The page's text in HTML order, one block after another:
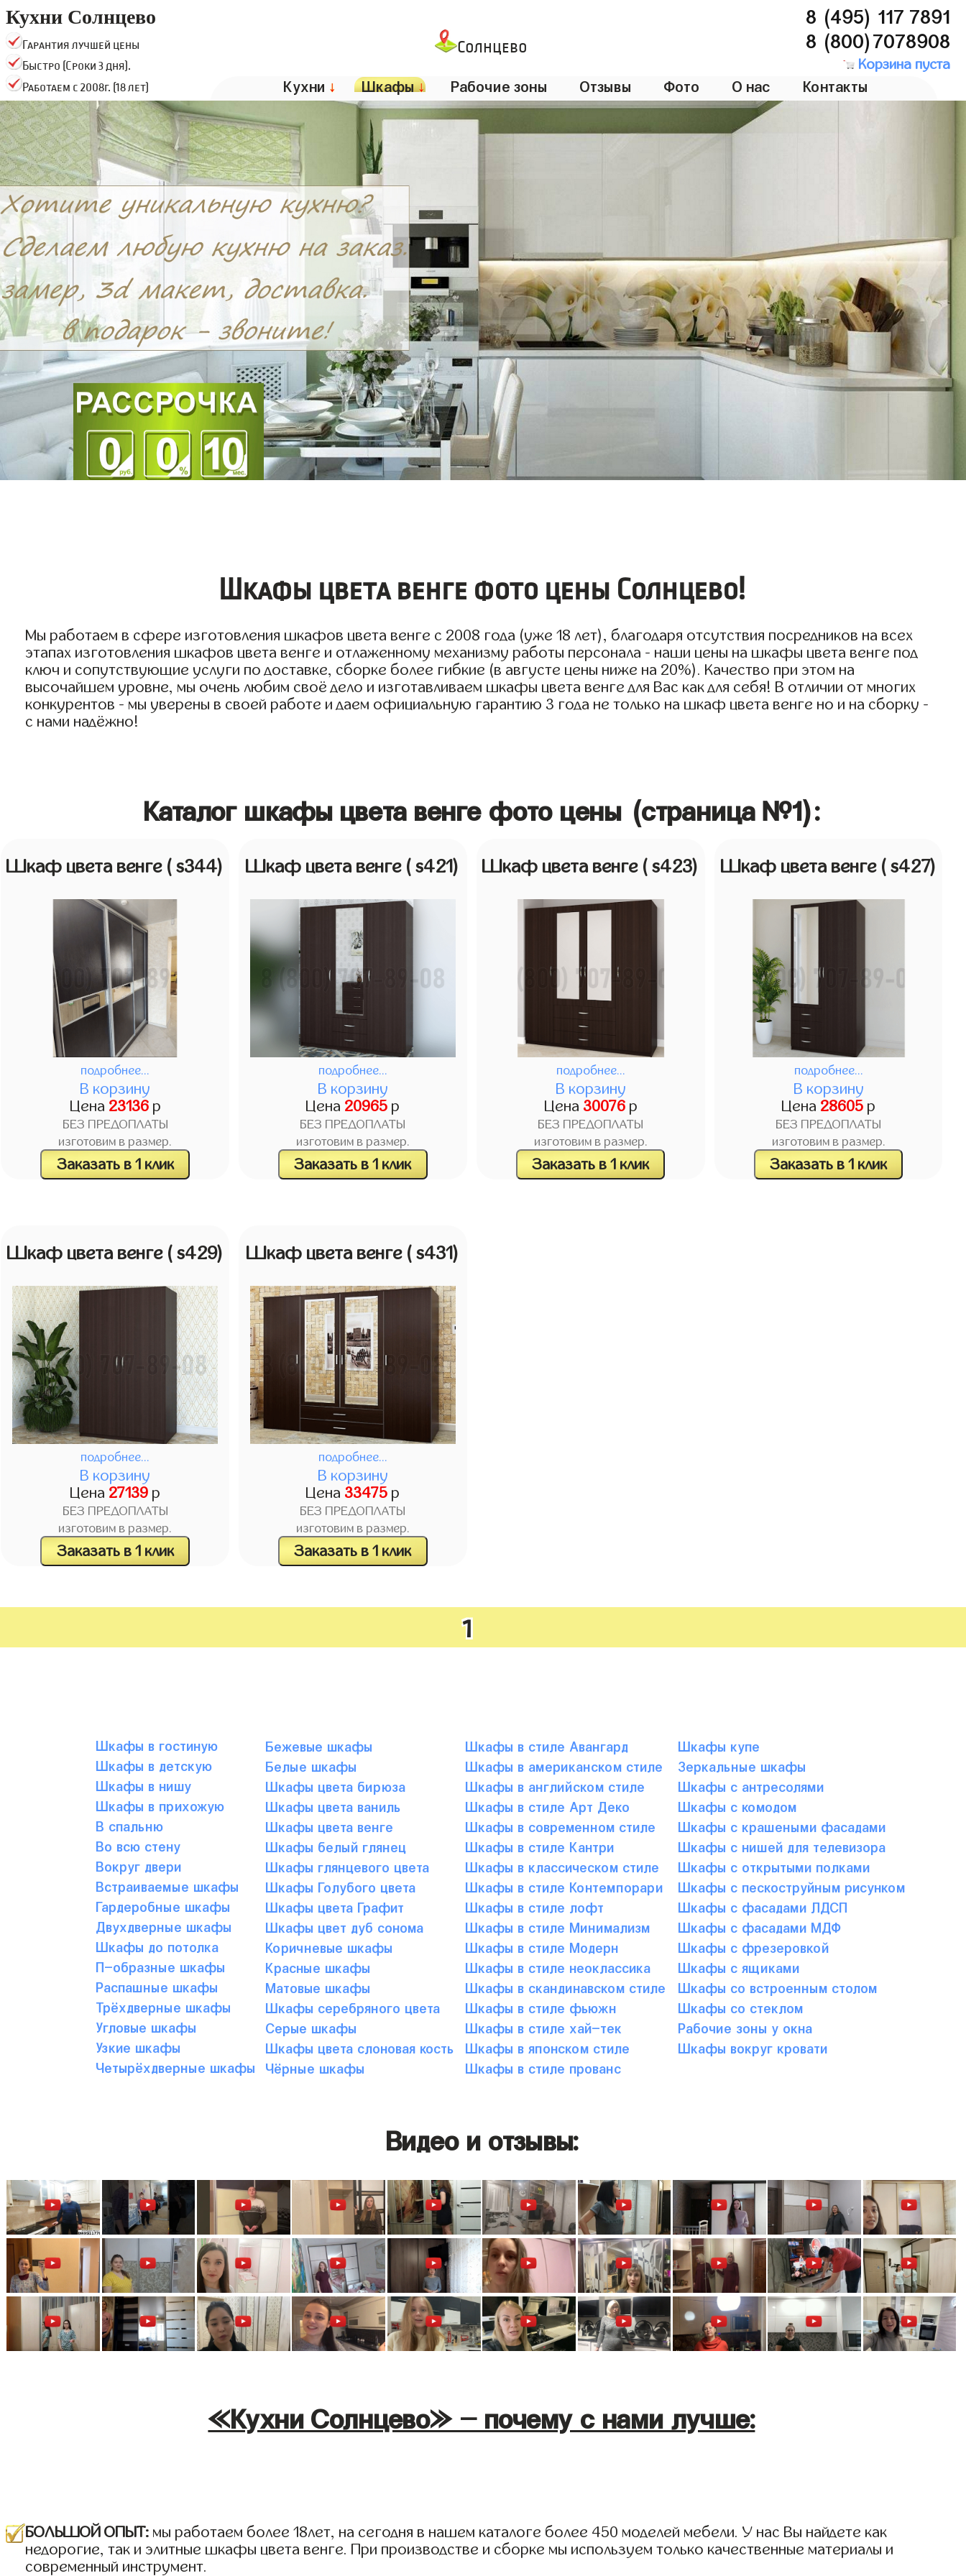
Кухни Солнцево
Гарантия лучшей цены
Быстро (Сроки 3 дня).
Работаем с 2008г. (18 лет)
Солнцево
8 (495) 117 7891
8 (800)7078908
Корзина пуста
Кухни ↓ Шкафы↓ Рабочие зоны Отзывы Фото О нас Контакты
Шкафы цвета венге фото цены Солнцево!
Мы работаем в сфере изготовления шкафов цвета венге с 2008 года (уже 18 лет), благодаря отсутствия посредников на всех
этапах изготовления шкафов цвета венге и отлаженному механизму работы персонала - наши цены на шкафы цвета венге под
ключ и сопутствующие услуги по доставке, сборке более гибкие (в августе цены ниже на 20%). Качество при этом на
высочайшем уровне, мы очень любим своё дело и изготавливаем шкафы цвета венге для Вас как для себя! В отличии от многих
конкурентов - мы уверены в своей работе и даем официальную гарантию 3 года не только на шкаф цвета венге но и на сборку -
с нами надёжно!
Каталог шкафы цвета венге фото цены (страница №1):
Шкаф цвета венге ( s344)
подробнее...
В корзину
Цена 23136р
БЕЗ ПРЕДОПЛАТЫ
изготовим в размер.
Заказать в 1 клик
Шкаф цвета венге ( s421)
подробнее...
В корзину
Цена 20965 р
БЕЗ ПРЕДОПЛАТЫ
изготовим в размер.
Заказать в 1 клик
Шкаф цвета венге ( s423)
подробнее...
В корзину
Цена 30076р
БЕЗ ПРЕДОПЛАТЫ
изготовим в размер.
Заказать в 1 клик
Шкаф цвета венге ( s427)
подробнее...
В корзину
Цена 28605 р
БЕЗ ПРЕДОПЛАТЫ
изготовим в размер.
Заказать в 1 клик
Шкаф цвета венге ( s429)
подробнее...
В корзину
Цена 27139 р
БЕЗ ПРЕДОПЛАТЫ
изготовим в размер.
Заказать в 1 клик
Шкаф цвета венге ( s431)
подробнее...
В корзину
Цена 33475 р
БЕЗ ПРЕДОПЛАТЫ
изготовим в размер.
Заказать в 1 клик
1
Шкафы в гостиную Бежевые шкафы Шкафы в стиле Авангард
Шкафы купе
Шкафы в детскую
Белые шкафы Шкафы в американском стиле
Зеркальные шкафы
Шкафы в нишу
Шкафы цвета бирюза Шкафы в английском стиле
Шкафы с антресолями
Шкафы в прихожую
Шкафы цвета ваниль Шкафы в стиле Арт Деко
Шкафы с комодом
В спальню
Шкафы цвета венге Шкафы в современном стиле
Шкафы с крашеными фасадами
Во всю стену
Шкафы белый глянец Шкафы в стиле Кантри
Шкафы с нишей для телевизора
Вокруг двери
Шкафы глянцевого цвета Шкафы в классическом стиле
Шкафы с открытыми полками
Встраиваемые шкафы
Шкафы Голубого цвета Шкафы в стиле Контемпорари
Шкафы с пескоструйным рисунком
Гардеробные шкафы
Шкафы цвета Графит Шкафы в стиле лофт
Шкафы с фасадами ЛДСП
Двухдверные шкафы
Шкафы цвет дуб сонома Шкафы в стиле Минимализм
Шкафы с фасадами МДФ
Шкафы до потолка
Коричневые шкафы Шкафы в стиле Модерн
Шкафы с фрезеровкой
П-образные шкафы
Красные шкафы Шкафы в стиле неоклассика
Шкафы с ящиками
Распашные шкафы
Матовые шкафы Шкафы в скандинавском стиле
Шкафы со встроенным столом
Трёхдверные шкафы
Шкафы серебряного цвета Шкафы в стиле фьюжн
Шкафы со стеклом
Угловые шкафы
Серые шкафы Шкафы в стиле хай-тек
Рабочие зоны у окна
Узкие шкафы
Шкафы цвета слоновая кость Шкафы в японском стиле
Шкафы вокруг кровати
Четырёхдверные шкафы
Чёрные шкафы Шкафы в стиле прованс
Видео и отзывы:
«Кухни Солнцево» - почему с нами лучше:
БОЛЬШОЙ ОПЫТ: мы работаем более 18лет, на сегодня в нашем каталоге более 450 моделей мебели. У нас Вы найдете как
недорогие, так и элитные шкафы цвета венге. При производстве и сборке мы используем только качественные материалы и
современный инструмент.